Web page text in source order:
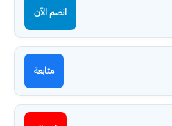
انضم الآن
متابعة